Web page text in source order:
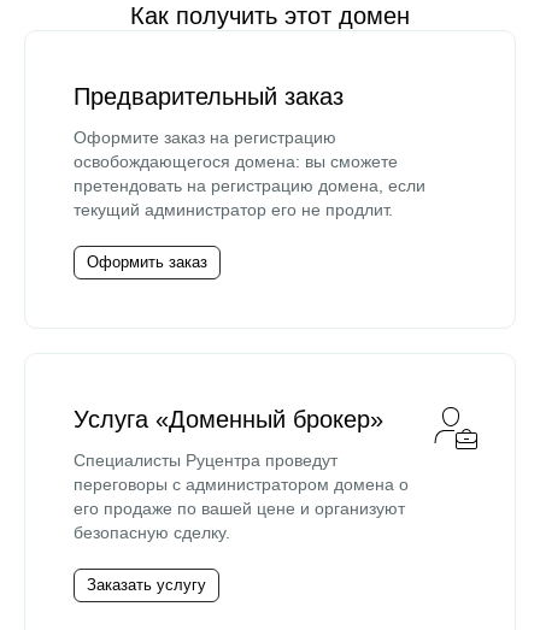
Как получить этот домен
Предварительный заказ
Оформите заказ на регистрацию
освобождающегося домена: вы сможете
претендовать на регистрацию домена, если
текущий администратор его не продлит.
Оформить заказ
Услуга «Доменный брокер»
Специалисты Руцентра проведут
переговоры с администратором домена о
его продаже по вашей цене и организуют
безопасную сделку.
Заказать услугу